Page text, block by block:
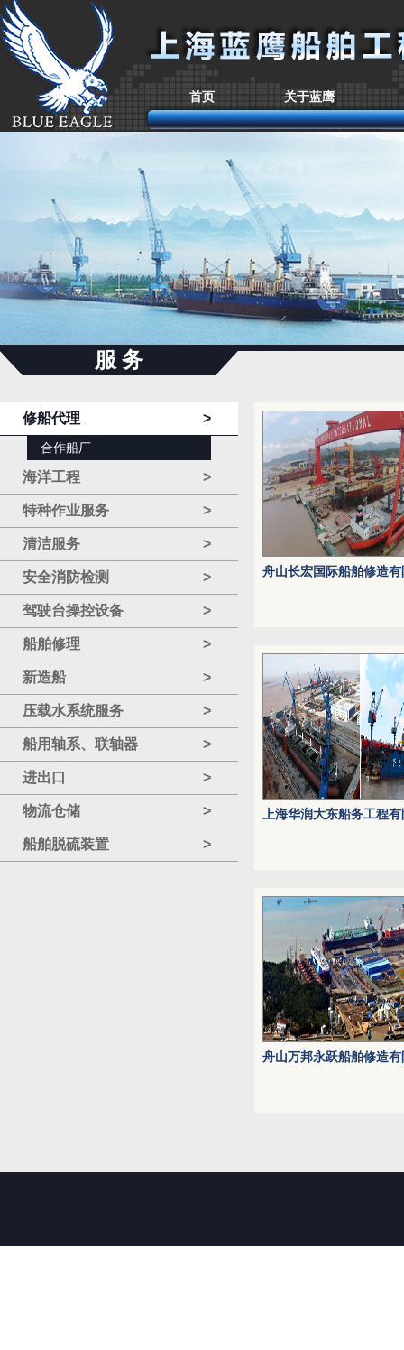
首页 关于蓝鹰
服 务
修船代理 >
合作船厂
海洋工程 >
特种作业服务 >
清洁服务 >
安全消防检测 >
驾驶台操控设备 >
船舶修理 >
新造船 >
压载水系统服务 >
船用轴系、联轴器 >
进出口 >
物流仓储 >
船舶脱硫装置 >
舟山长宏国际船舶修造
上海华润大东船务工程
舟山万邦永跃船舶修造